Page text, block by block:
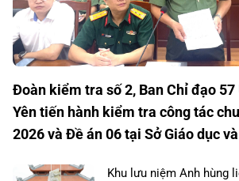
Đoàn kiểm tra số 2, Ban Chỉ đạo
Yên tiến hành kiểm tra công tác
2026 và Đề án 06 tại Sở Giáo dục
Khu lưu niệm Anh hùng